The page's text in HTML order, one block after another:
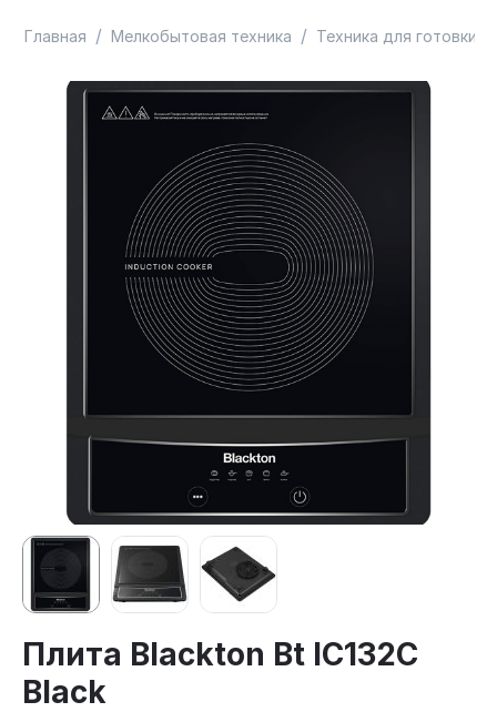
Главная / Мелкобытовая техника / Техника для готовки
Плита Blackton Bt IC132C
Black